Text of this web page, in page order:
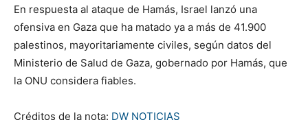
En respuesta al ataque de Hamás, Israel lanzó una
ofensiva en Gaza que ha matado ya a más de 41.900
palestinos, mayoritariamente civiles, según datos del
Ministerio de Salud de Gaza, gobernado por Hamás, que
la ONU considera fiables.
Créditos de la nota: DW NOTICIAS